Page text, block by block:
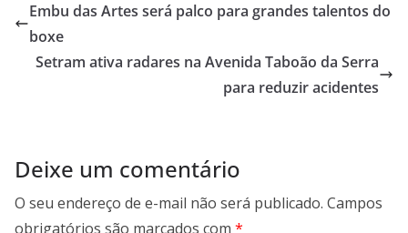
Embu das Artes será palco para grandes talentos do
boxe
Setram ativa radares na Avenida Taboão da Serra
para reduzir acidentes
Deixe um comentário
O seu endereço de e-mail não será publicado. Campos
obrigatórios são marcados com *